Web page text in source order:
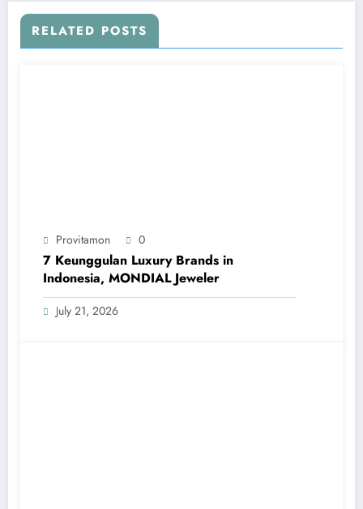
RELATED POSTS
Provitamon 0
7 Keunggulan Luxury Brands in
Indonesia, MONDIAL Jeweler
July 21, 2026